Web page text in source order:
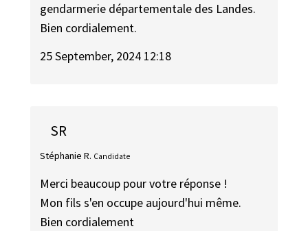
gendarmerie départementale des Landes.
Bien cordialement.
25 September, 2024 12:18
SR
Stéphanie R. Candidate
Merci beaucoup pour votre réponse !
Mon fils s'en occupe aujourd'hui même.
Bien cordialement